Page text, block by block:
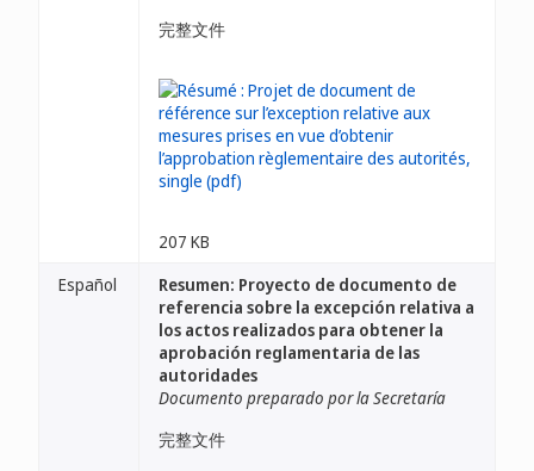
完整文件
207 KB
Español
Resumen: Proyecto de documento de
referencia sobre la excepción relativa a
los actos realizados para obtener la
aprobación reglamentaria de las
autoridades
Documento preparado por la Secretaría
完整文件